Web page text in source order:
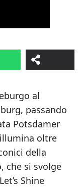
al
passando
Potsdamer
oltre
della
che si svolge
Shine